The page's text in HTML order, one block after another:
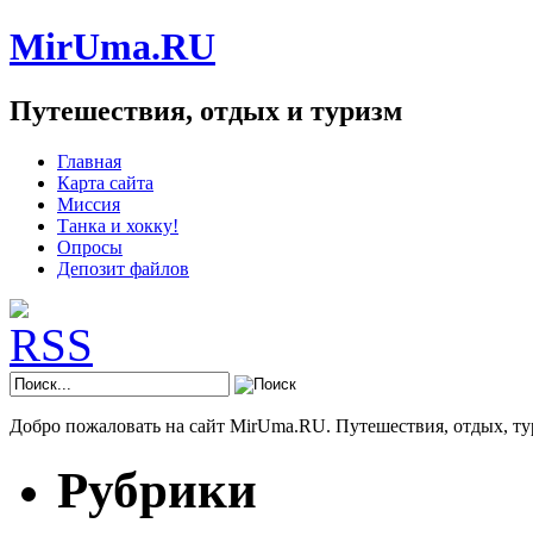
MirUma.RU
Путешествия, отдых и туризм
Главная
Карта сайта
Миссия
Танка и хокку!
Опросы
Депозит файлов
Добро пожаловать на сайт MirUma.RU. Путешествия, отдых,
Рубрики